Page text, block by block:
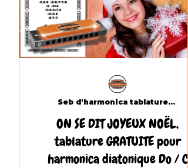
ON SE DIT JOYEUX NOËL,
tablature GRATUITE pour
harmonica diatonique Do / C
Seb d'harmonica tablatures.com